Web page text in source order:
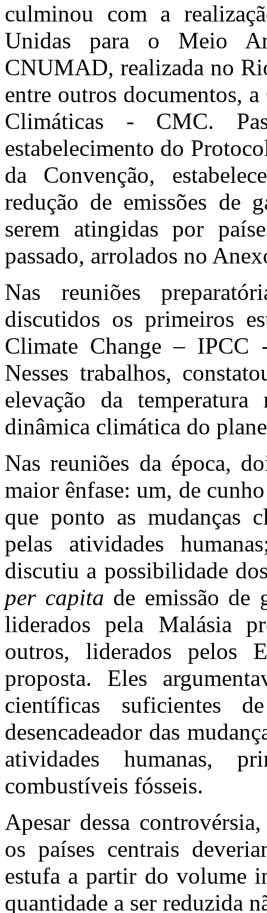
culminou com a
Unidas para o Meio
CNUMAD, realizada no
entre outros documentos,
Climáticas - CMC.
estabelecimento do
da Convenção,
redução de emissões de
serem atingidas por
passado, arrolados no
Nas reuniões
discutidos os primeiros
Climate Change – IPCC
Nesses trabalhos,
elevação da
dinâmica climática do
Nas reuniões da época,
maior ênfase: um, de
que ponto as mudanças
pelas atividades
discutiu a possibilidade
per capita de emissão de
liderados pela Malásia
outros, liderados pelos
proposta. Eles
científicas suficientes
desencadeador das
atividades humanas,
combustíveis fósseis.
Apesar dessa
os países centrais
estufa a partir do volume
quantidade a ser reduzida